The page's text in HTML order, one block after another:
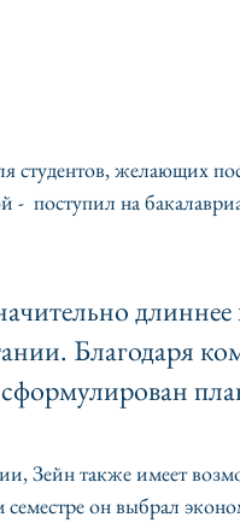
студентов, желающих
поступил на
Благодаря
Зейн также имеет
семестре он выбрал